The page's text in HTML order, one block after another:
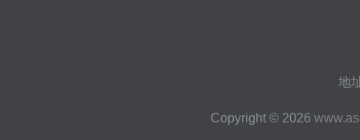
地
Copyright © 2026